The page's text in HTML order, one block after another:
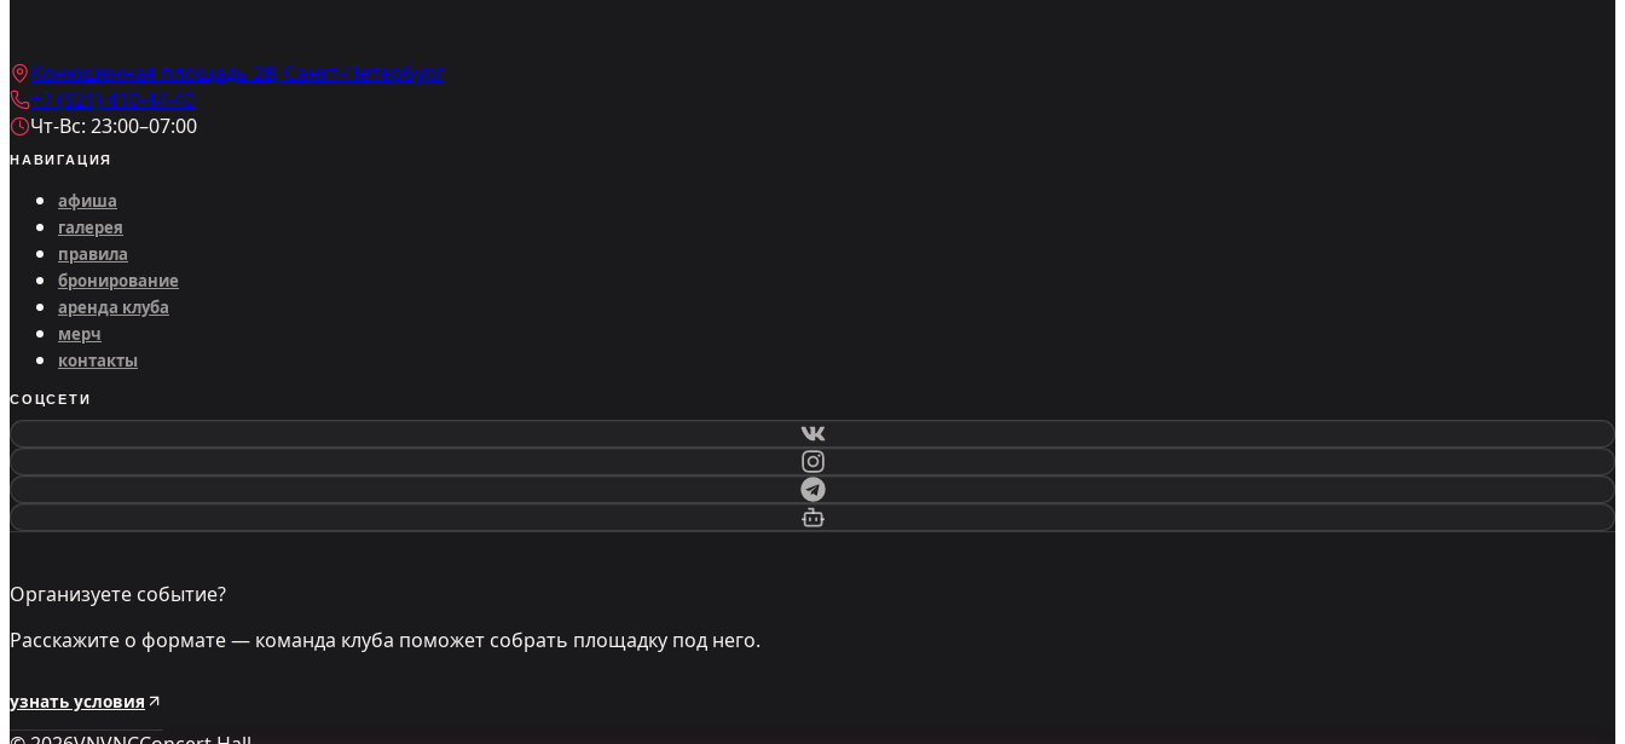
Конюшенная площадь 2В, Санкт-Петербург
+7 (921) 410-44-40
Чт-Вс: 23:00–07:00
НАВИГАЦИЯ
афиша
галерея
правила
бронирование
аренда клуба
мерч
контакты
СОЦСЕТИ
Организуете событие?
Расскажите о формате — команда клуба поможет собрать площадку под него.
узнать условия